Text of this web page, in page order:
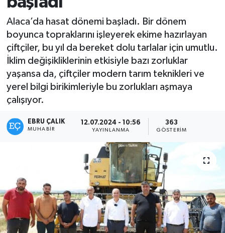
Alaca’da hasat dönemi başladı. Bir dönem
boyunca topraklarını işleyerek ekime hazırlayan
çiftçiler, bu yıl da bereket dolu tarlalar için umutlu.
İklim değişikliklerinin etkisiyle bazı zorluklar
yaşansa da, çiftçiler modern tarım teknikleri ve
yerel bilgi birikimleriyle bu zorlukları aşmaya
çalışıyor.
EBRU ÇALIK
MUHABIR
12.07.2024 - 10:56
YAYINLANMA
363
GÖSTERIM